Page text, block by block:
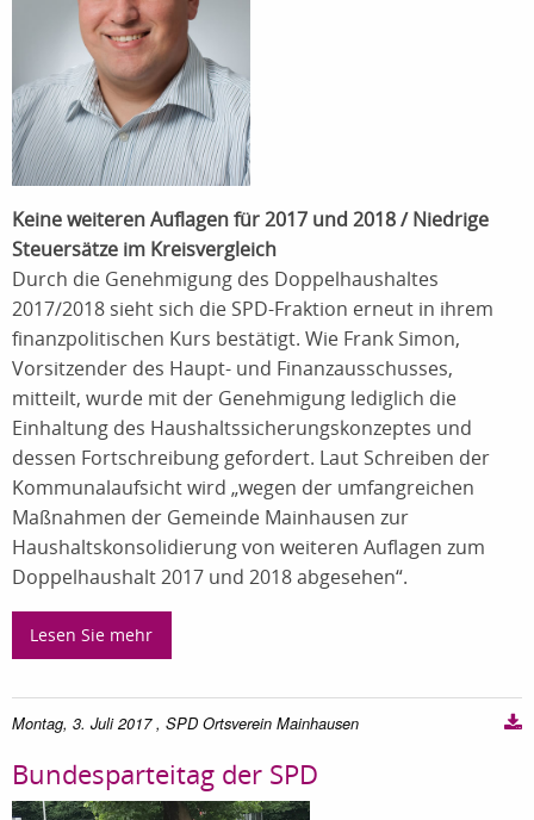
Keine weiteren Auflagen für 2017 und 2018 / Niedrige
Steuersätze im Kreisvergleich
Durch die Genehmigung des Doppelhaushaltes
2017/2018 sieht sich die SPD-Fraktion erneut in ihrem
finanzpolitischen Kurs bestätigt. Wie Frank Simon,
Vorsitzender des Haupt- und Finanzausschusses,
mitteilt, wurde mit der Genehmigung lediglich die
Einhaltung des Haushaltssicherungskonzeptes und
dessen Fortschreibung gefordert. Laut Schreiben der
Kommunalaufsicht wird „wegen der umfangreichen
Maßnahmen der Gemeinde Mainhausen zur
Haushaltskonsolidierung von weiteren Auflagen zum
Doppelhaushalt 2017 und 2018 abgesehen“.
Lesen Sie mehr
Montag, 3. Juli 2017 , SPD Ortsverein Mainhausen
Bundesparteitag der SPD